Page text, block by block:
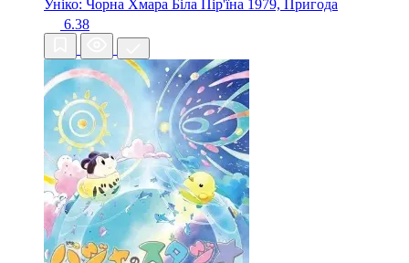
Уніко: Чорна Хмара Біла Пір'їна 1979, Пригода
6.38